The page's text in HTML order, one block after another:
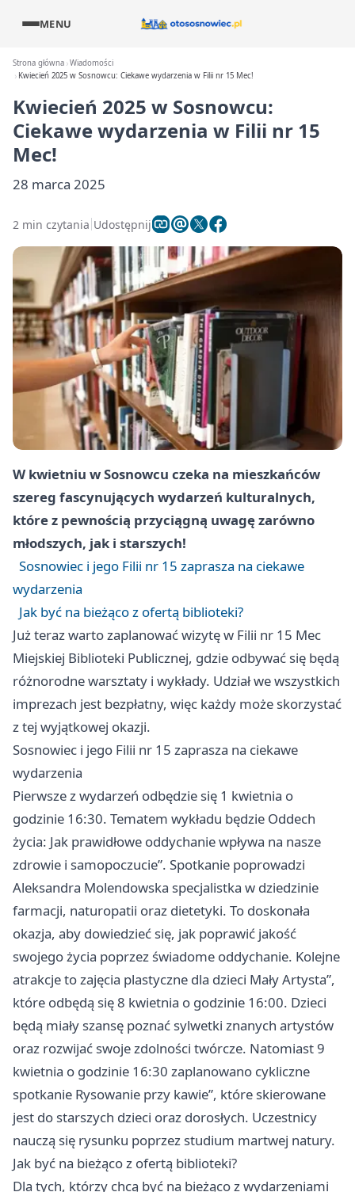
MENU
Strona główna Wiadomości
Kwiecień 2025 w Sosnowcu: Ciekawe wydarzenia w Filii nr 15 Mec!
Kwiecień 2025 w Sosnowcu:
Ciekawe wydarzenia w Filii nr 15
Mec!
28 marca 2025
2 min czytania Udostępnij
W kwietniu w Sosnowcu czeka na mieszkańców
szereg fascynujących wydarzeń kulturalnych,
które z pewnością przyciągną uwagę zarówno
młodszych, jak i starszych!
Sosnowiec i jego Filii nr 15 zaprasza na ciekawe
wydarzenia
Jak być na bieżąco z ofertą biblioteki?
Już teraz warto zaplanować wizytę w Filii nr 15 Mec
Miejskiej Biblioteki Publicznej, gdzie odbywać się będą
różnorodne warsztaty i wykłady. Udział we wszystkich
imprezach jest bezpłatny, więc każdy może skorzystać
z tej wyjątkowej okazji.
Sosnowiec i jego Filii nr 15 zaprasza na ciekawe
wydarzenia
Pierwsze z wydarzeń odbędzie się 1 kwietnia o
godzinie 16:30. Tematem wykładu będzie Oddech
życia: Jak prawidłowe oddychanie wpływa na nasze
zdrowie i samopoczucie”. Spotkanie poprowadzi
Aleksandra Molendowska specjalistka w dziedzinie
farmacji, naturopatii oraz dietetyki. To doskonała
okazja, aby dowiedzieć się, jak poprawić jakość
swojego życia poprzez świadome oddychanie. Kolejne
atrakcje to zajęcia plastyczne dla dzieci Mały Artysta”,
które odbędą się 8 kwietnia o godzinie 16:00. Dzieci
będą miały szansę poznać sylwetki znanych artystów
oraz rozwijać swoje zdolności twórcze. Natomiast 9
kwietnia o godzinie 16:30 zaplanowano cykliczne
spotkanie Rysowanie przy kawie”, które skierowane
jest do starszych dzieci oraz dorosłych. Uczestnicy
nauczą się rysunku poprzez studium martwej natury.
Jak być na bieżąco z ofertą biblioteki?
Dla tych, którzy chcą być na bieżąco z wydarzeniami